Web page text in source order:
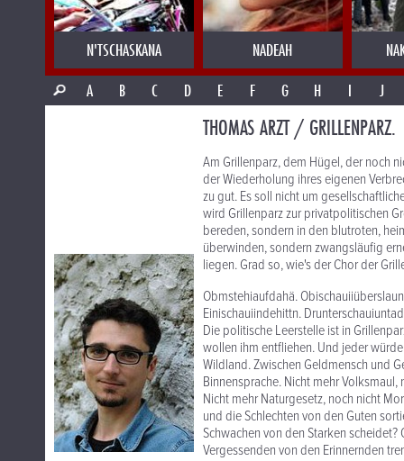
N'TSCHASKANA NADEAH
A
B C D E F G H I J
THOMAS ARZT / GRILLENPARZ.
Am Grillenparz, dem Hügel, der noch
der Wiederholung ihres eigenen
zu gut. Es soll nicht um
wird Grillenparz zur privatpolitischen
bereden, sondern in den blutroten,
überwinden, sondern zwangsläufig
liegen. Grad so, wie's der Chor der
Obmstehiaufdahä.
Einischauiindehittn.
Die politische Leerstelle ist in
wollen ihm entfliehen. Und jeder
Wildland. Zwischen Geldmensch und
Binnensprache. Nicht mehr
Nicht mehr Naturgesetz, noch nicht
und die Schlechten von den Guten
Schwachen von den Starken
Vergessenden von den Erinnernden